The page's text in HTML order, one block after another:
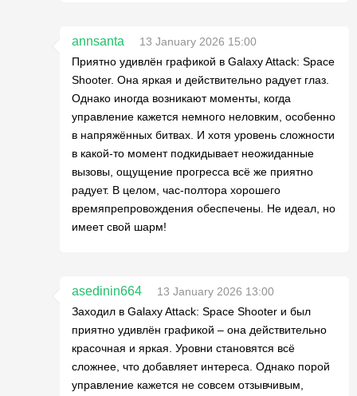
annsanta
13 January 2026 15:00
Приятно удивлён графикой в Galaxy Attack: Space
Shooter. Она яркая и действительно радует глаз.
Однако иногда возникают моменты, когда
управление кажется немного неловким, особенно
в напряжённых битвах. И хотя уровень сложности
в какой-то момент подкидывает неожиданные
вызовы, ощущение прогресса всё же приятно
радует. В целом, час-полтора хорошего
времяпрепровождения обеспечены. Не идеал, но
имеет свой шарм!
asedinin664
13 January 2026 13:00
Заходил в Galaxy Attack: Space Shooter и был
приятно удивлён графикой – она действительно
красочная и яркая. Уровни становятся всё
сложнее, что добавляет интереса. Однако порой
управление кажется не совсем отзывчивым,